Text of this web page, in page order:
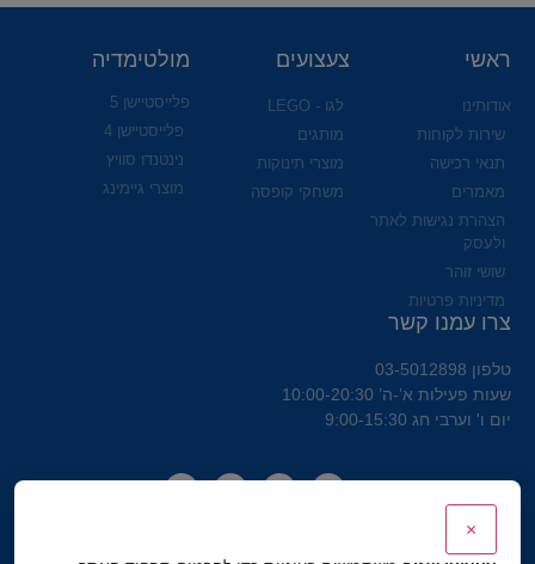
ראשי
אודותינו
שירות לקוחות
תנאי רכישה
מאמרים
הצהרת נגישות לאתר
ולעסק
שושי זוהר
מדיניות פרטיות
צעצועים
לגו - LEGO
מותגים
מוצרי תינוקות
משחקי קופסה
מולטימדיה
פלייסטיישן 5
פלייסטיישן 4
נינטנדו סוויץ
מוצרי גיימינג
צרו עמנו קשר
טלפון 03-5012898
שעות פעילות א’-ה’ 10:00-20:30
יום ו' וערבי חג 9:00-15:30
×